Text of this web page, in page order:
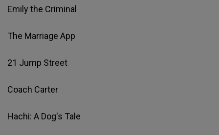
Emily the Criminal
The Marriage App
21 Jump Street
Coach Carter
Hachi: A Dog's Tale